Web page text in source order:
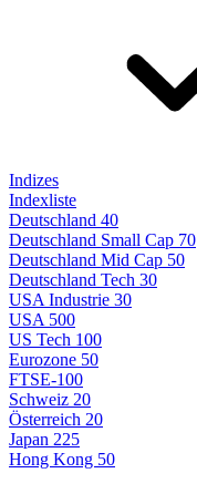
Indizes
Indexliste
Deutschland 40
Deutschland Small Cap 70
Deutschland Mid Cap 50
Deutschland Tech 30
USA Industrie 30
USA 500
US Tech 100
Eurozone 50
FTSE-100
Schweiz 20
Österreich 20
Japan 225
Hong Kong 50